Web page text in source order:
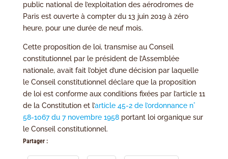
public national de l’exploitation des aérodromes de
Paris est ouverte à compter du 13 juin 2019 à zéro
heure, pour une durée de neuf mois.
Cette proposition de loi, transmise au Conseil
constitutionnel par le président de l’Assemblée
nationale, avait fait l’objet d’une décision par laquelle
le Conseil constitutionnel déclare que la proposition
de loi est conforme aux conditions fixées par l’article 11
de la Constitution et l’article 45-2 de l’ordonnance n°
58-1067 du 7 novembre 1958portant loi organique sur
le Conseil constitutionnel.
Partager :